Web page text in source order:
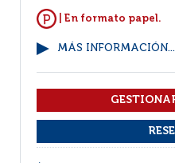
| En formato papel.
MÁS INFORMACIÓN...